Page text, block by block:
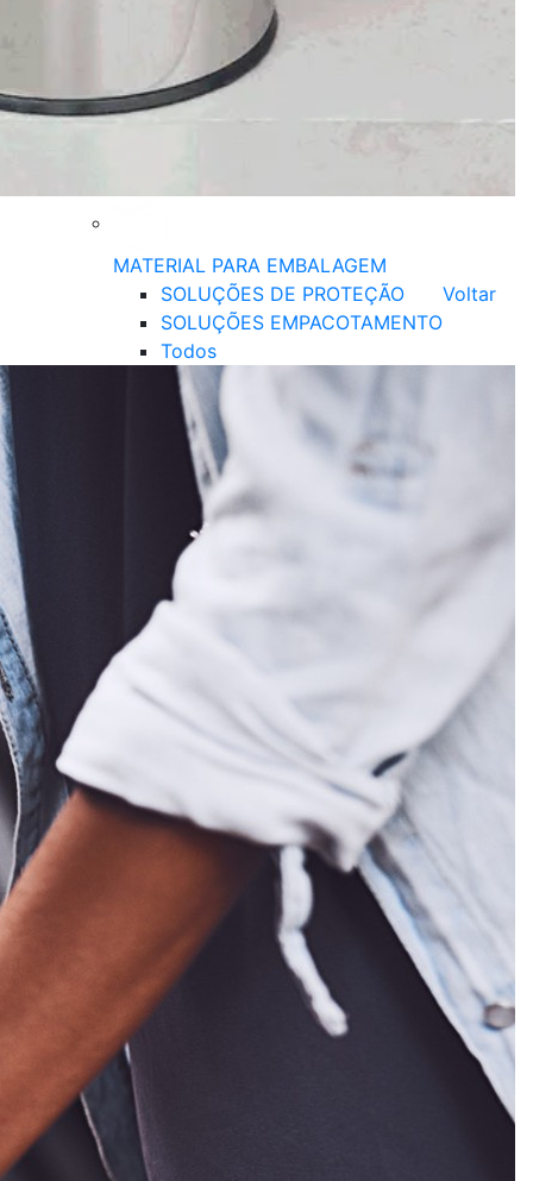
MATERIAL PARA EMBALAGEM
Voltar
SOLUÇÕES DE PROTEÇÃO
SOLUÇÕES EMPACOTAMENTO
Todos